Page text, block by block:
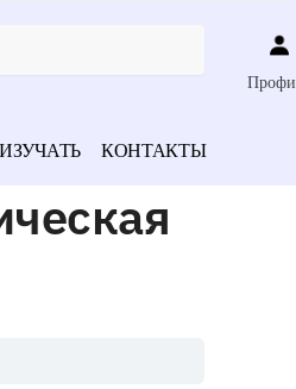
КОНТАКТЫ